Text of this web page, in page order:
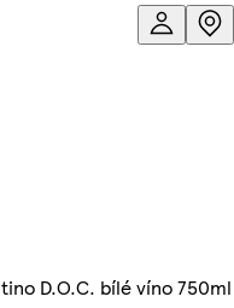
D.O.C. bílé víno 750ml